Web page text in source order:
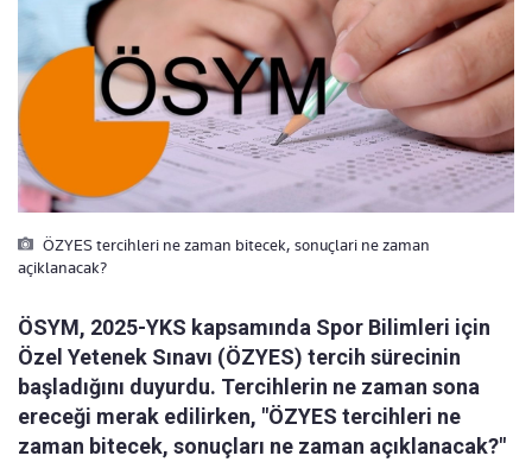
ÖZYES tercihleri ne zaman bitecek, sonuçlari ne zaman
açiklanacak?
ÖSYM, 2025-YKS kapsamında Spor Bilimleri için
Özel Yetenek Sınavı (ÖZYES) tercih sürecinin
başladığını duyurdu. Tercihlerin ne zaman sona
ereceği merak edilirken, "ÖZYES tercihleri ne
zaman bitecek, sonuçları ne zaman açıklanacak?"